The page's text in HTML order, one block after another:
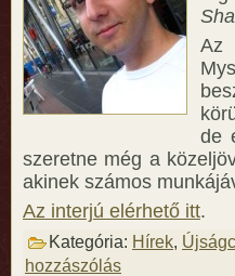
Az
de
szeretne még a
akinek számos
Az interjú elérhető itt.
Kategória: Hírek,
hozzászólás